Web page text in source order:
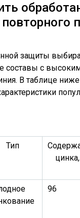
защиты
составы с
В таблице
Тип
96